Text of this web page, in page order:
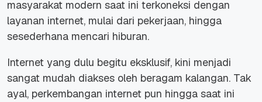
masyarakat modern saat ini terkoneksi dengan
layanan internet, mulai dari pekerjaan, hingga
sesederhana mencari hiburan.
Internet yang dulu begitu eksklusif, kini menjadi
sangat mudah diakses oleh beragam kalangan. Tak
ayal, perkembangan internet pun hingga saat ini